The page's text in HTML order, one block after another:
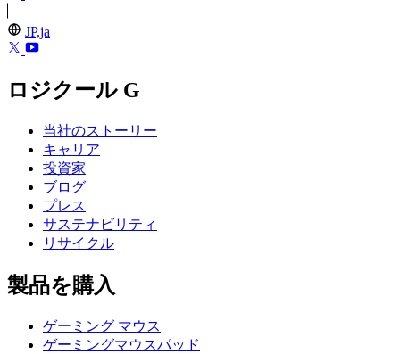
JP,ja
ロジクール G
当社のストーリー
キャリア
投資家
ブログ
プレス
サステナビリティ
リサイクル
製品を購入
ゲーミング マウス
ゲーミングマウスパッド